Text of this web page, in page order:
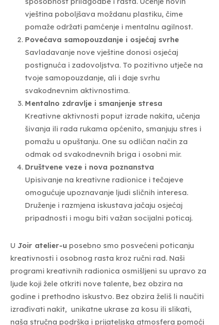
vještina poboljšava moždanu plastiku, čime
pomaže održati pamćenje i mentalnu agilnost.
Povećava samopouzdanje i osjećaj svrhe
Savladavanje nove vještine donosi osjećaj
postignuća i zadovoljstva. To pozitivno utječe na
tvoje samopouzdanje, ali i daje svrhu
svakodnevnim aktivnostima.
Mentalno zdravlje i smanjenje stresa
Kreativne aktivnosti poput izrade nakita, učenja
šivanja ili rada rukama općenito, smanjuju stres i
pomažu u opuštanju. One su odličan način za
odmak od svakodnevnih briga i osobni mir.
Društvene veze i nova poznanstva
Upisivanje na kreativne radionice i tečajeve
omogućuje upoznavanje ljudi sličnih interesa.
Druženje i razmjena iskustava jačaju osjećaj
pripadnosti i mogu biti važan socijalni poticaj.
UJoir atelier-u posebno smo posvećeni poticanju
kreativnosti i osobnog rasta kroz ručni rad. Naši
programi kreativnih radionica osmišljeni su upravo za
ljude koji žele otkriti nove talente, bez obzira na
godine i prethodno iskustvo. Bez obzira želiš li naučiti
izrađivati nakit, unikatne ukrase za kosu ili slikati,
naša stručna podrška i prijateljska atmosfera pomoći